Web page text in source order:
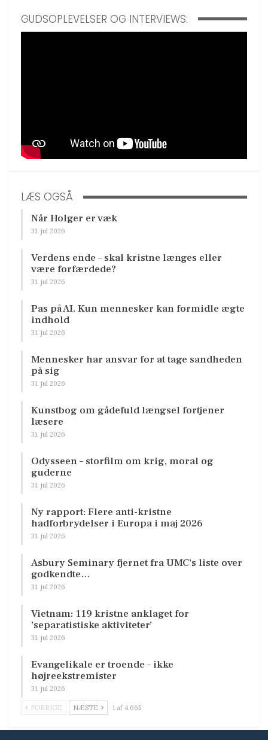
GUDSOPLEVELSER OG INTERVIEWS:
LÆS OGSÅ
Når Holger er væk
31. jul 2026
Verdens ende – skal kristne længes eller
være forfærdede?
31. jul 2026
Pas på AI. Kun mennesker kan formidle ægte
indhold
31. jul 2026
Mennesker har ansvar for at tage sandheden
på sig
31. jul 2026
Kunstbog om gådefuld længsel fortjener
læsere
31. jul 2026
Odysseen – storfilm om krig, moral og
guderne
31. jul 2026
Ny rapport: Flere anti-kristne
hadforbrydelser i Europa i maj 2026
31. jul 2026
Asbury Seminary fjernet fra UMC’s liste over
godkendte…
31. jul 2026
Vietnam: 119 kristne anklaget for
’separatistiske aktiviteter’
31. jul 2026
Evangelikale er troende – ikke
højreekstremister
31. jul 2026
FORRIGE NÆSTE 1 af 4.665